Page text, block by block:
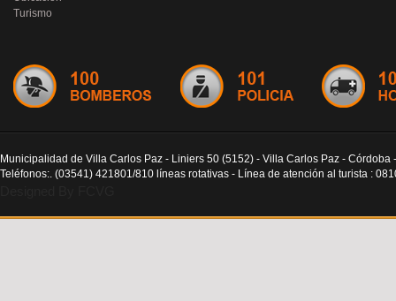
Turismo
Municipalidad de Villa Carlos Paz - Liniers 50 (5152) - Villa Carlos Paz - Córdoba
Teléfonos:. (03541) 421801/810 líneas rotativas - Línea de atención al turista :